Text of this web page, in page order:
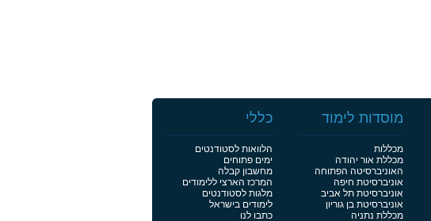
מוסדות לימוד
מכללות
מכללת אור יהודה
האוניברסיטה הפתוחה
אוניברסיטת חיפה
אוניברסיטת תל אביב
אוניברסיטת בן גוריון
מכללת נתניה
כללי
הלוואות לסטודנטים
ימים פתוחים
מחשבון קבלה
המרכז הארצי ללימודים
מלגות לסטודנטים
לימודים בישראל
כתבו לנו